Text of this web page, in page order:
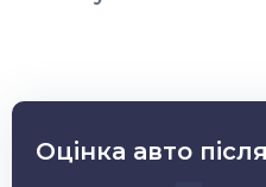
Оцінка авто